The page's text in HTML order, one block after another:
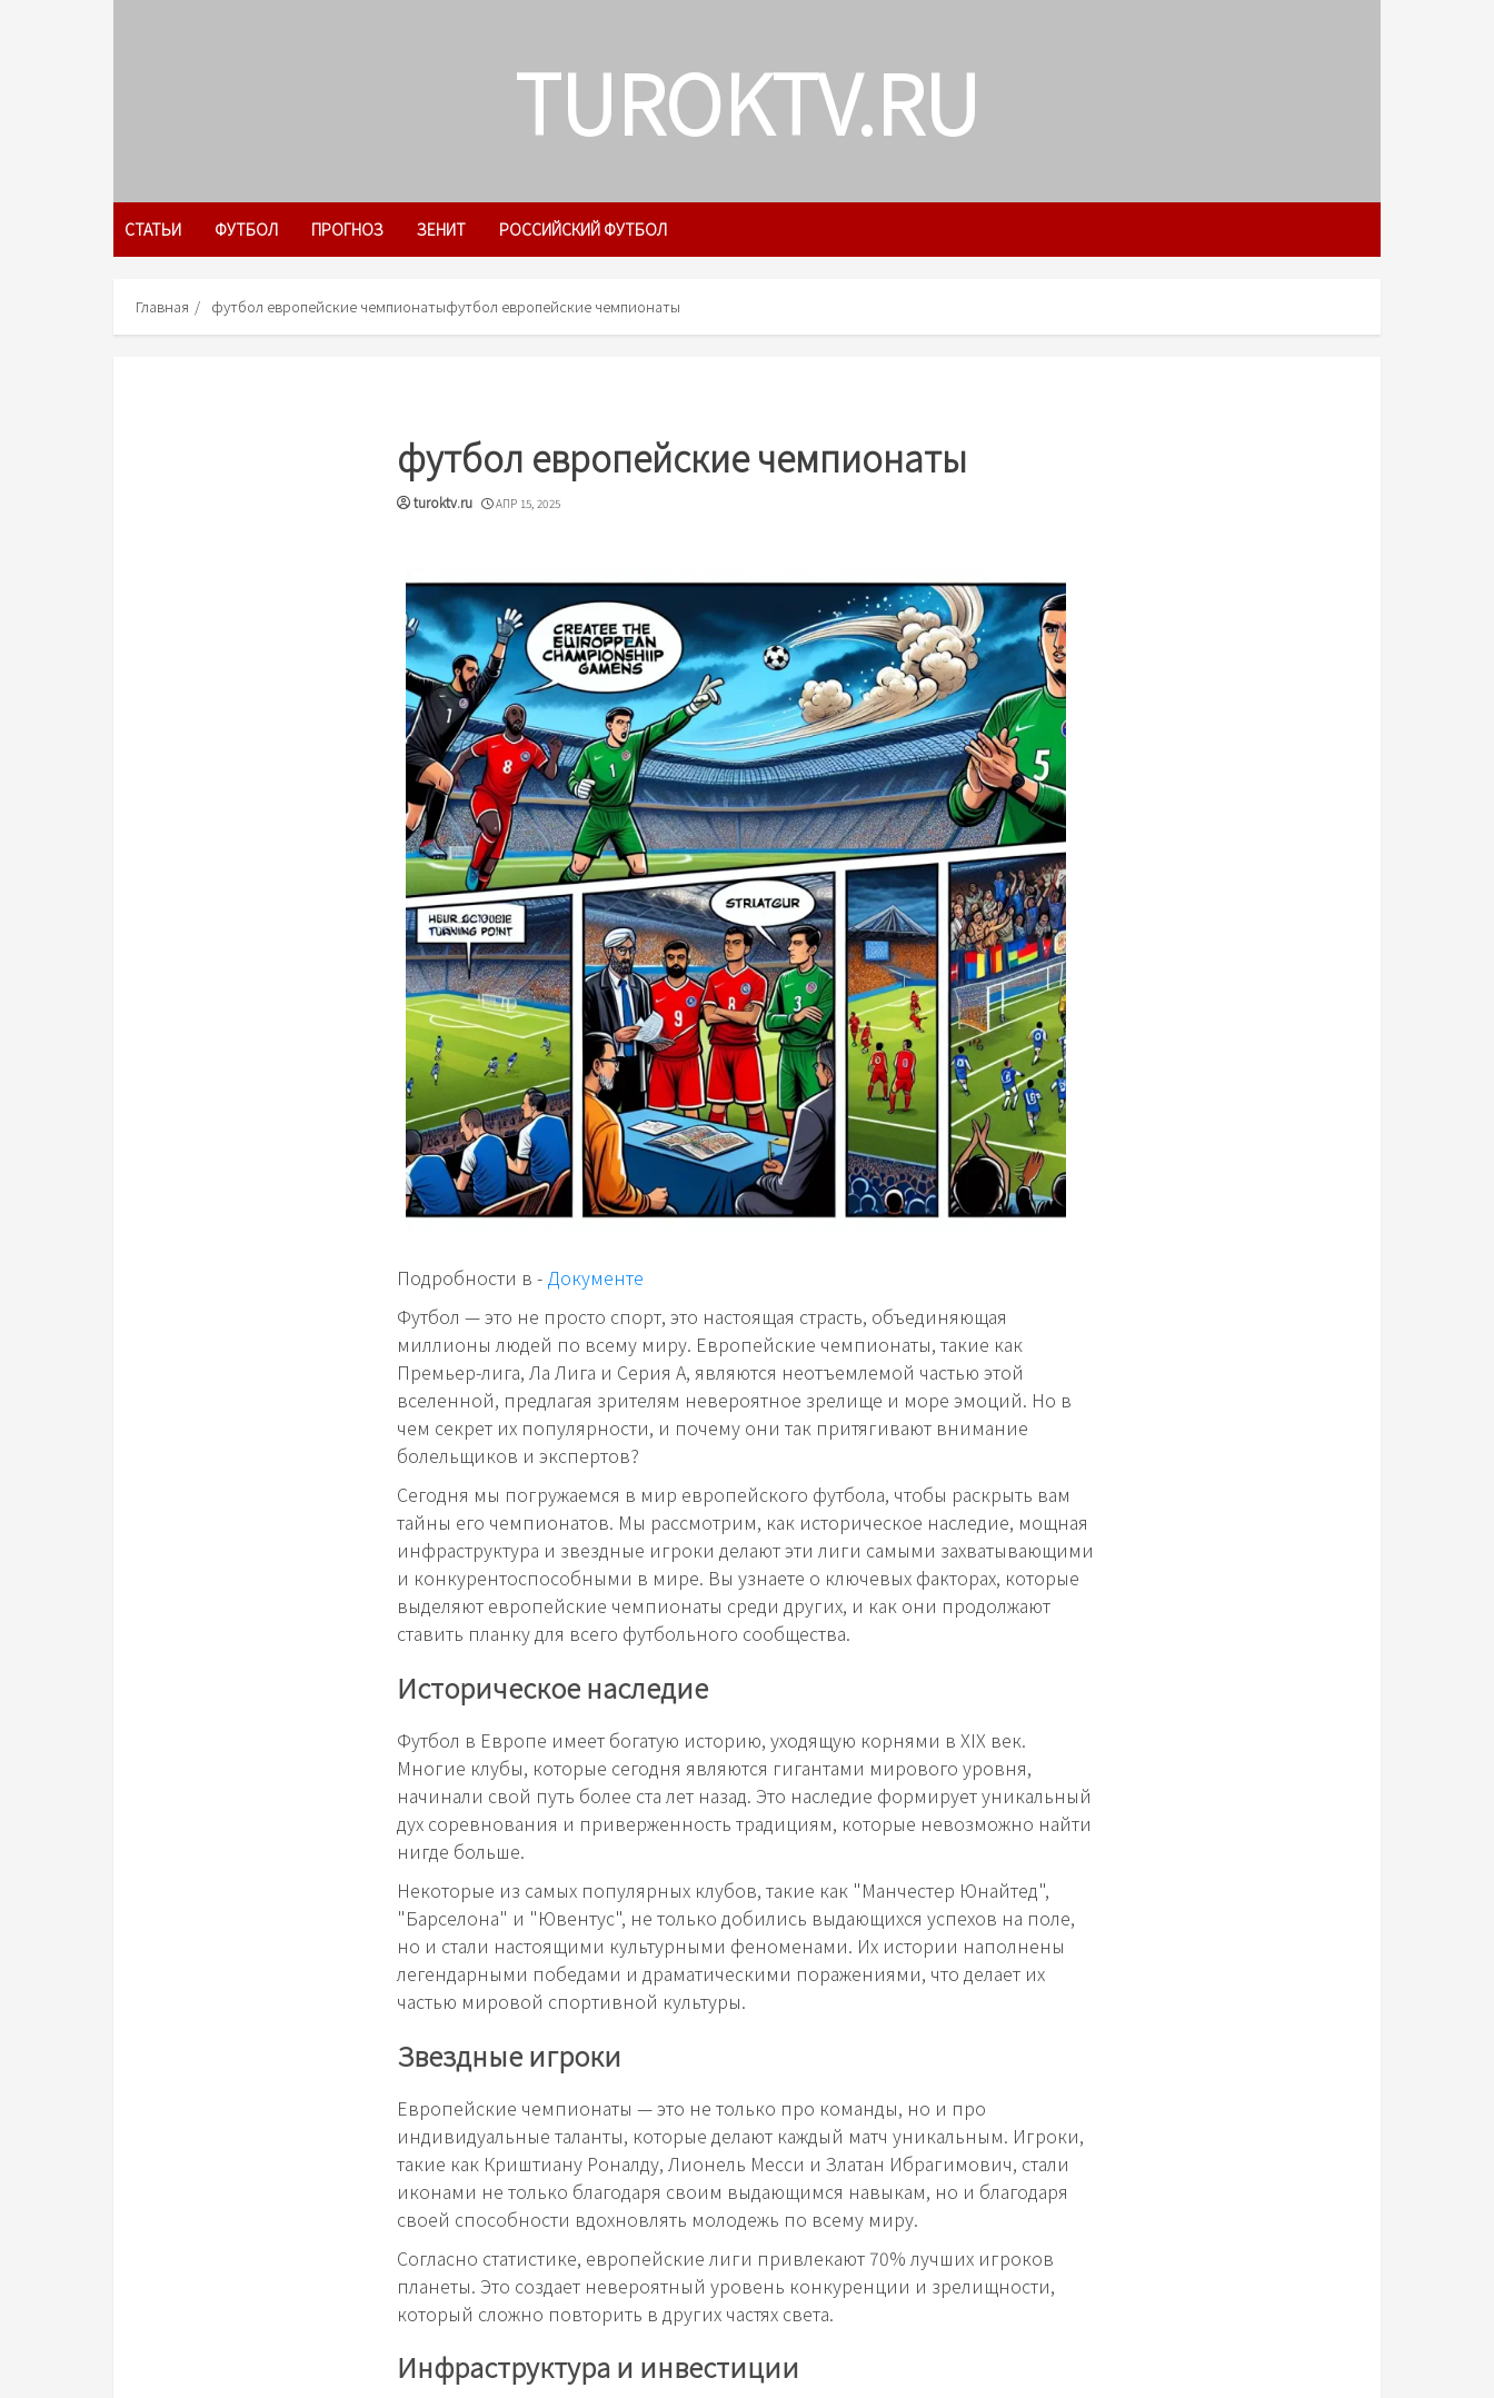
TUROKTV.RU
СТАТЬИ ФУТБОЛ ПРОГНОЗ ЗЕНИТ РОССИЙСКИЙ ФУТБОЛ
Главная футбол европейские чемпионатыфутбол европейские чемпионаты
футбол европейские чемпионаты
turoktv.ru АПР 15, 2025
Подробности в - Документе
Футбол — это не просто спорт, это настоящая страсть, объединяющая
миллионы людей по всему миру. Европейские чемпионаты, такие как
Премьер-лига, Ла Лига и Серия А, являются неотъемлемой частью этой
вселенной, предлагая зрителям невероятное зрелище и море эмоций. Но в
чем секрет их популярности, и почему они так притягивают внимание
болельщиков и экспертов?
Сегодня мы погружаемся в мир европейского футбола, чтобы раскрыть вам
тайны его чемпионатов. Мы рассмотрим, как историческое наследие, мощная
инфраструктура и звездные игроки делают эти лиги самыми захватывающими
и конкурентоспособными в мире. Вы узнаете о ключевых факторах, которые
выделяют европейские чемпионаты среди других, и как они продолжают
ставить планку для всего футбольного сообщества.
Историческое наследие
Футбол в Европе имеет богатую историю, уходящую корнями в XIX век.
Многие клубы, которые сегодня являются гигантами мирового уровня,
начинали свой путь более ста лет назад. Это наследие формирует уникальный
дух соревнования и приверженность традициям, которые невозможно найти
нигде больше.
Некоторые из самых популярных клубов, такие как "Манчестер Юнайтед",
"Барселона" и "Ювентус", не только добились выдающихся успехов на поле,
но и стали настоящими культурными феноменами. Их истории наполнены
легендарными победами и драматическими поражениями, что делает их
частью мировой спортивной культуры.
Звездные игроки
Европейские чемпионаты — это не только про команды, но и про
индивидуальные таланты, которые делают каждый матч уникальным. Игроки,
такие как Криштиану Роналду, Лионель Месси и Златан Ибрагимович, стали
иконами не только благодаря своим выдающимся навыкам, но и благодаря
своей способности вдохновлять молодежь по всему миру.
Согласно статистике, европейские лиги привлекают 70% лучших игроков
планеты. Это создает невероятный уровень конкуренции и зрелищности,
который сложно повторить в других частях света.
Инфраструктура и инвестиции